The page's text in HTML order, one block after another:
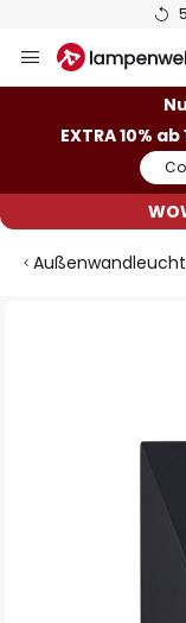
Inhalt
EXTRA 10%